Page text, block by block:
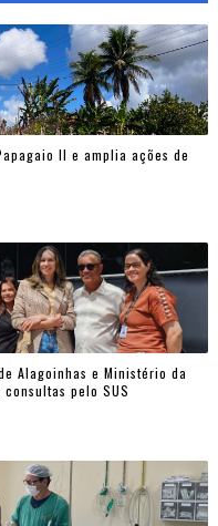
II e amplia ações de
Alagoinhas e Ministério da
pelo SUS